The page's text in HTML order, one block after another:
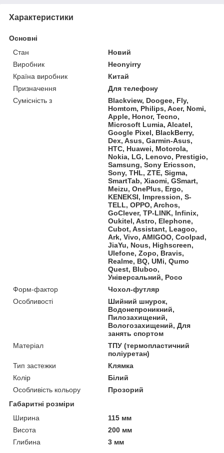
Характеристики
Основні
Стан
Новий
Виробник
Heonyirry
Країна виробник
Китай
Призначення
Для телефону
Сумісність з
Blackview, Doogee, Fly,
Homtom, Philips, Acer, Nomi,
Apple, Honor, Tecno,
Microsoft Lumia, Alcatel,
Google Pixel, BlackBerry,
Dex, Asus, Garmin-Asus,
HTC, Huawei, Motorola,
Nokia, LG, Lenovo, Prestigio,
Samsung, Sony Ericsson,
Sony, THL, ZTE, Sigma,
SmartTab, Xiaomi, GSmart,
Meizu, OnePlus, Ergo,
KENEKSI, Impression, S-
TELL, OPPO, Archos,
GoClever, TP-LINK, Infinix,
Oukitel, Astro, Elephone,
Cubot, Assistant, Leagoo,
Ark, Vivo, AMIGOO, Coolpad,
JiaYu, Nous, Highscreen,
Ulefone, Zopo, Bravis,
Realme, BQ, UMi, Qumo
Quest, Bluboo,
Універсальний, Poco
Форм-фактор
Чохол-футляр
Особливості
Шийний шнурок,
Водонепроникний,
Пилозахищений,
Вологозахищений, Для
занять спортом
Матеріал
ТПУ (термопластичний
поліуретан)
Тип застежки
Клямка
Колір
Білий
Особливість кольору
Прозорий
Габаритні розміри
Ширина
115 мм
Висота
200 мм
Глибина
3 мм